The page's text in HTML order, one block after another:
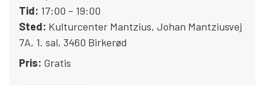
Tid: 17:00 – 19:00
Sted: Kulturcenter Mantzius, Johan Mantziusvej
7A, 1. sal, 3460 Birkerød
Pris: Gratis